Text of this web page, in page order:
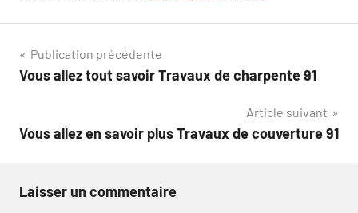
Navigation
de
Publication précédente
Vous allez tout savoir Travaux de charpente 91
Article suivant
Vous allez en savoir plus Travaux de couverture 91
Laisser un commentaire